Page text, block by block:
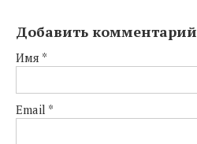
Добавить комментарий
Имя *
Email *